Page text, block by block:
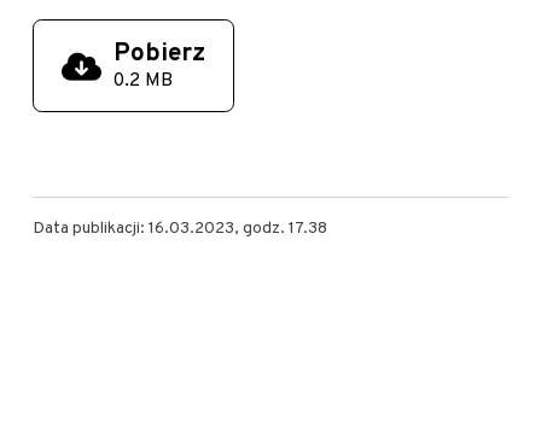
Pobierz
0.2 MB
Data publikacji: 16.03.2023, godz. 17.38